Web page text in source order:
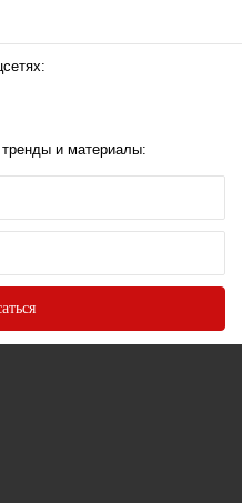
и материалы: